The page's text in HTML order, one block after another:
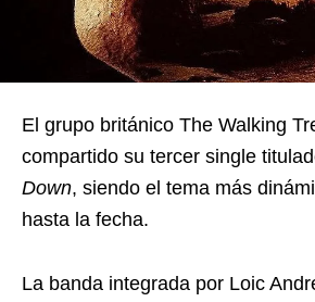
El grupo británico The Walking
compartido su tercer single
Down, siendo el tema más
hasta la fecha.
La banda integrada por Loic